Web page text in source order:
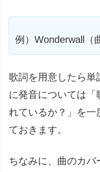
例）Wonderwall（
歌詞を用意したら
に発音については「
れているか？」を一
ておきます。
ちなみに、曲のカ